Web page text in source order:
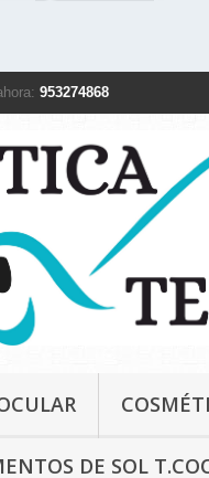
953274868
DE SOL